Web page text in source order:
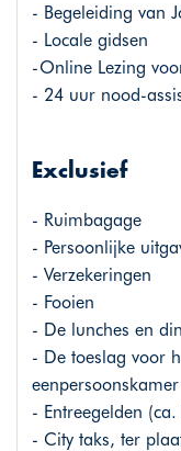
- Begeleiding van
- Locale gidsen
-Online Lezing
- 24 uur nood-
Exclusief
- Ruimbagage
- Persoonlijke
- Verzekeringen
- Fooien
- De lunches en
- De toeslag voor
eenpersoonskamer
- Entreegelden
- City taks, ter